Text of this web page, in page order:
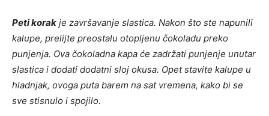
Peti korak je završavanje slastica. Nakon što ste napunili
kalupe, prelijte preostalu otopljenu čokoladu preko
punjenja. Ova čokoladna kapa će zadržati punjenje unutar
slastica i dodati dodatni sloj okusa. Opet stavite kalupe u
hladnjak, ovoga puta barem na sat vremena, kako bi se
sve stisnulo i spojilo.